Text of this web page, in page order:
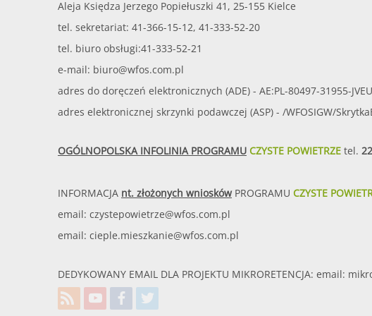
Aleja Księdza Jerzego Popiełuszki 41, 25-155 Kielce
tel. sekretariat: 41-366-15-12, 41-333-52-20
tel. biuro obsługi:41-333-52-21
e-mail: biuro@wfos.com.pl
adres do doręczeń elektronicznych (ADE) - AE:PL-80497-31955-
adres elektronicznej skrzynki podawczej (ASP) - /WFOSIGW/
OGÓLNOPOLSKA INFOLINIA PROGRAMU CZYSTE POWIETRZE tel.
INFORMACJA nt. złożonych wniosków PROGRAMU CZYSTE
email: czystepowietrze@wfos.com.pl
email: cieple.mieszkanie@wfos.com.pl
DEDYKOWANY EMAIL DLA PROJEKTU MIKRORETENCJA: email: